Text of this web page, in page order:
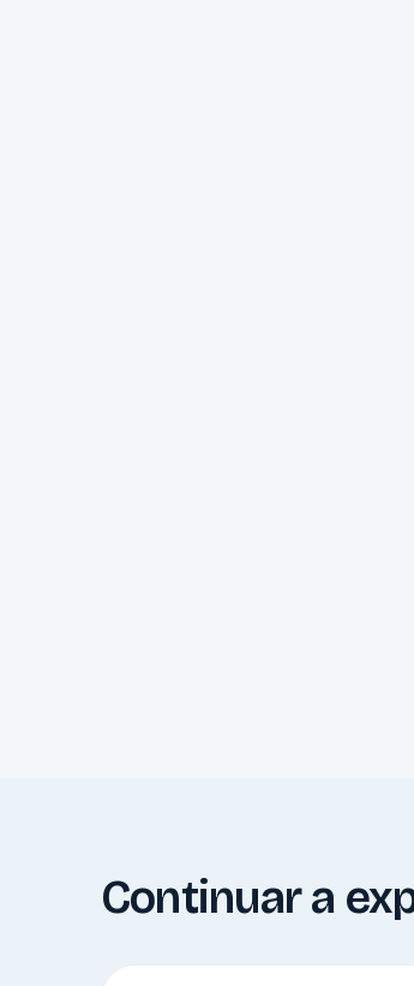
Continuar a